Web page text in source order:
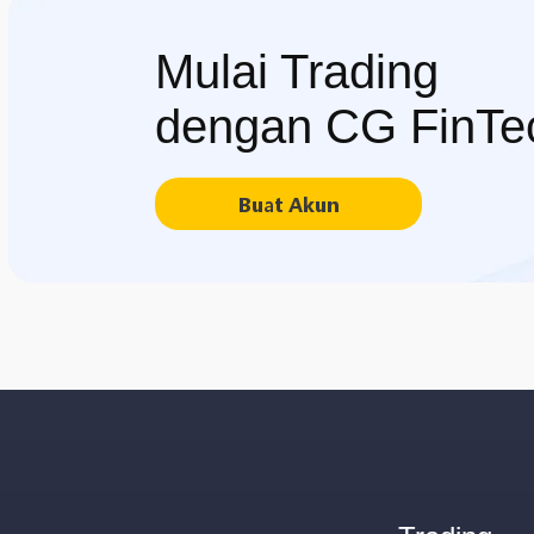
Mulai Trading
dengan CG
Buat Akun